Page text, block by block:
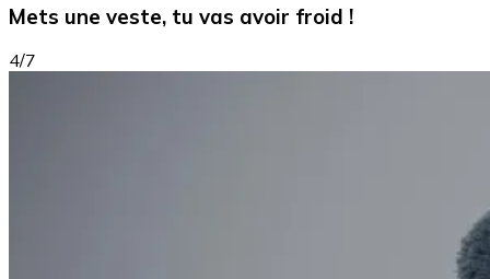
Mets une veste, tu vas avoir froid !
4/7